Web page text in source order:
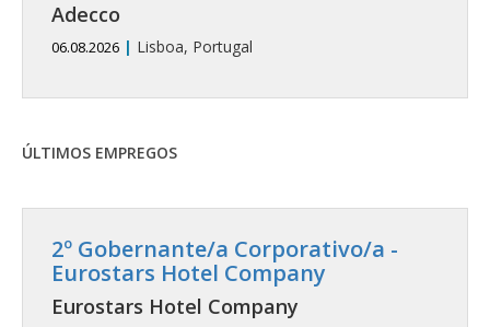
Adecco
06.08.2026 | Lisboa, Portugal
ÚLTIMOS EMPREGOS
2º Gobernante/a Corporativo/a -
Eurostars Hotel Company
Eurostars Hotel Company